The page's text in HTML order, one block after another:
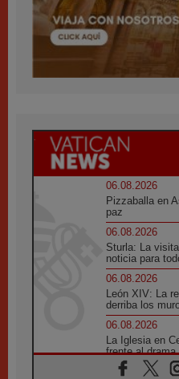
06.08.2026
Pizzaballa en
paz
06.08.2026
Sturla: La
noticia para
06.08.2026
León XIV: La
derriba los
06.08.2026
La Iglesia en
frente al drama
06.08.2026